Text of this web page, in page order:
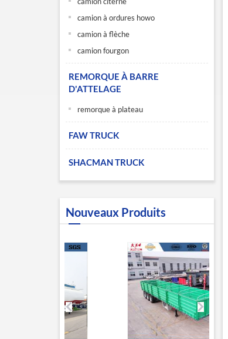
camion à ordures howo
camion à flèche
camion fourgon
REMORQUE À BARRE
D'ATTELAGE
remorque à plateau
FAW TRUCK
SHACMAN TRUCK
Nouveaux Produits